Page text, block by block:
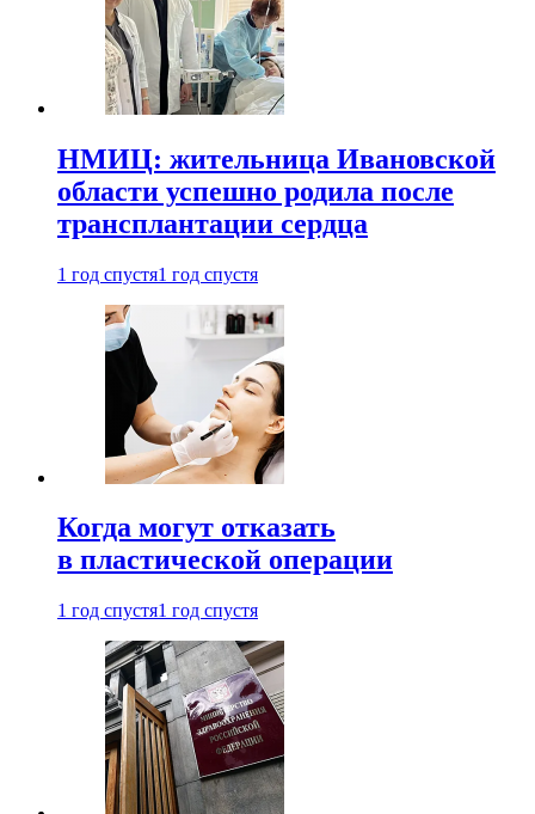
НМИЦ: жительница Ивановской
области успешно родила после
трансплантации сердца
1 год спустя1 год спустя
Когда могут отказать
в пластической операции
1 год спустя1 год спустя